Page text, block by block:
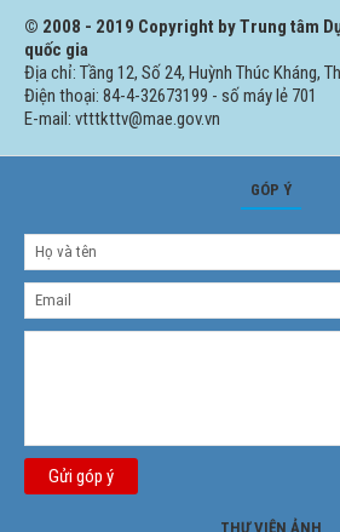
© 2008 - 2019 Copyright by Trung tâm
quốc gia
Địa chỉ: Tầng 12, Số 24, Huỳnh Thúc Kháng,
Điện thoại: 84-4-32673199 - số máy lẻ 701
E-mail: vtttkttv@mae.gov.vn
GÓP Ý
Gửi góp ý
THƯ VIỆN ẢNH